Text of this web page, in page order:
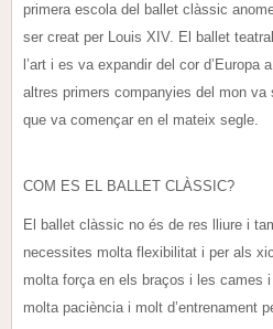
primera escola del ballet clàssic
ser creat per Louis XIV. El ballet
l’art i es va expandir del cor d’Europa
altres primers companyies del mon
que va començar en el mateix segle.
COM ES EL BALLET CLÀSSIC?
El ballet clàssic no és de res lliure i
necessites molta flexibilitat i per als
molta força en els braços i les cames
molta paciència i molt d’entrenament